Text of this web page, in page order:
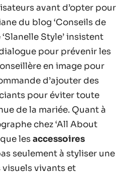
avant d’opter pour
du blog ‘Conseils de
Style’ insistent
pour prévenir les
en image pour
d’ajouter des
pour éviter toute
de la mariée. Quant à
chez ‘All About
lesaccessoires
seulement à styliser une
visuels vivants et